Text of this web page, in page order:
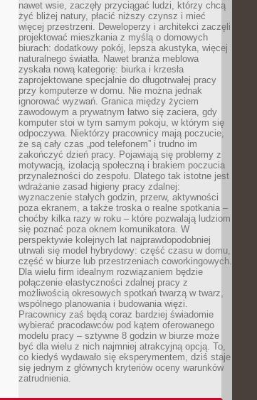
nawet wsie, zaczęły przyciągać ludzi, którzy chcą
żyć bliżej natury, płacić niższy czynsz i mieć
więcej przestrzeni. Deweloperzy i architekci zaczęli
projektować mieszkania z myślą o domowych
biurach: dodatkowy pokój, lepsza akustyka, więcej
naturalnego światła. Nawet branża meblowa
zyskała nową kategorię: biurka i krzesła
zaprojektowane specjalnie do długotrwałej pracy
przy komputerze w domu. Nie można jednak
ignorować wyzwań. Granica między życiem
zawodowym a prywatnym łatwo się zaciera, gdy
komputer stoi w tym samym pokoju, w którym się
odpoczywa. Niektórzy pracownicy mają poczucie,
że są cały czas „pod telefonem” i trudno im
zakończyć dzień pracy. Pojawiają się problemy z
motywacją, izolacją społeczną i brakiem poczucia
przynależności do zespołu. Dlatego tak istotne jest
wdrażanie zasad higieny pracy zdalnej:
wyznaczenie stałych godzin, przerw, aktywności
poza ekranem, a także troska o realne spotkania –
choćby kilka razy w roku – które pozwalają ludziom
się poznać poza oknem komunikatora. W
perspektywie kolejnych lat najprawdopodobniej
utrwali się model hybrydowy: część czasu w domu,
część w biurze lub przestrzeniach coworkingowych.
Dla wielu firm idealnym rozwiązaniem będzie
połączenie elastyczności zdalnej pracy z
możliwością okresowych spotkań twarzą w twarz,
wspólnego planowania i budowania więzi.
Pracownicy zaś będą coraz bardziej świadomie
wybierać pracodawców pod kątem oferowanego
modelu pracy – sztywne 8 godzin w biurze może
być dla wielu z nich najmniej atrakcyjną opcją. To,
co kiedyś wydawało się eksperymentem, dziś staje
się jednym z głównych kryteriów oceny warunków
zatrudnienia.